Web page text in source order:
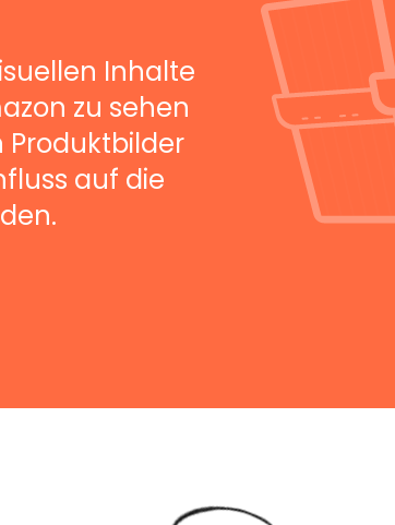
Inhalte
zu sehen
Produktbilder
auf die